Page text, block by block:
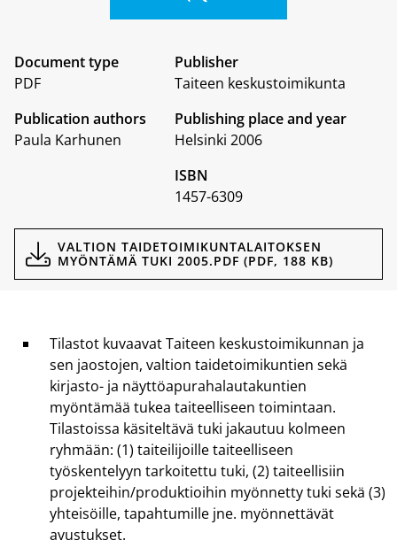
Document type
PDF
Publication authors
Paula Karhunen
Publisher
Taiteen keskustoimikunta
Publishing place and year
Helsinki 2006
ISBN
1457-6309
DocumentsVALTION TAIDETOIMIKUNTALAITOKSEN
MYÖNTÄMÄ TUKI 2005.PDF (PDF, 188 KB)
Tilastot kuvaavat Taiteen keskustoimikunnan ja
sen jaostojen, valtion taidetoimikuntien sekä
kirjasto- ja näyttöapurahalautakuntien
myöntämää tukea taiteelliseen toimintaan.
Tilastoissa käsiteltävä tuki jakautuu kolmeen
ryhmään: (1) taiteilijoille taiteelliseen
työskentelyyn tarkoitettu tuki, (2) taiteellisiin
projekteihin/produktioihin myönnetty tuki sekä (3)
yhteisöille, tapahtumille jne. myönnettävät
avustukset.